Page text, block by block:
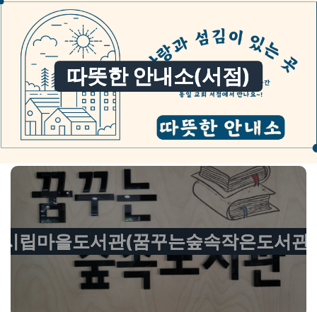
따뜻한 안내소(서점)
시립마을도서관(꿈꾸는숲속작은도서관)